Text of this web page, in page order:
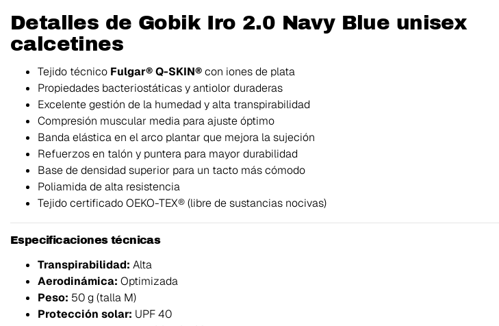
Detalles de Gobik Iro 2.0 Navy Blue unisex
calcetines
Tejido técnico Fulgar® Q-SKIN®con iones de plata
Propiedades bacteriostáticas y antiolor duraderas
Excelente gestión de la humedad y alta transpirabilidad
Compresión muscular media para ajuste óptimo
Banda elástica en el arco plantar que mejora la sujeción
Refuerzos en talón y puntera para mayor durabilidad
Base de densidad superior para un tacto más cómodo
Poliamida de alta resistencia
Tejido certificado OEKO-TEX® (libre de sustancias nocivas)
Especificaciones técnicas
Transpirabilidad: Alta
Aerodinámica: Optimizada
Peso: 50 g (talla M)
Protección solar: UPF 40